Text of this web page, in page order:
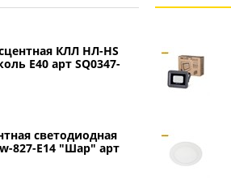
КЛЛ НЛ-HS
Е40 арт SQ0347-
светодиодная
827-E14 "Шар" арт